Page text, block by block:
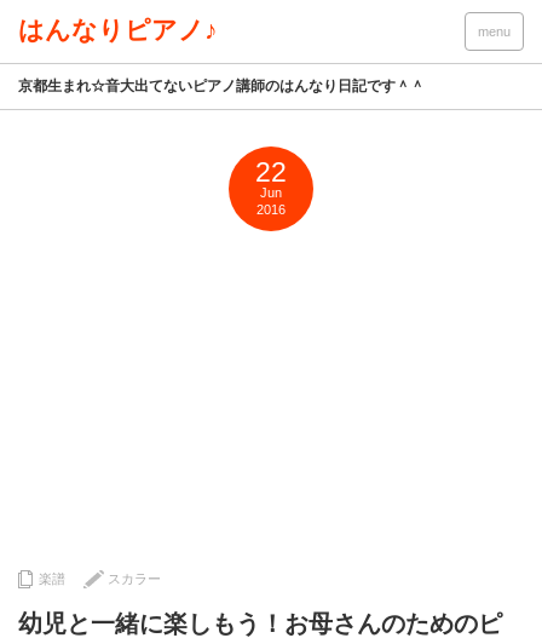
はんなりピアノ♪ menu
京都生まれ☆音大出てないピアノ講師のはんなり日記です＾＾
22
Jun
2016
楽譜 スカラー
幼児と一緒に楽しもう！お母さんのためのピ